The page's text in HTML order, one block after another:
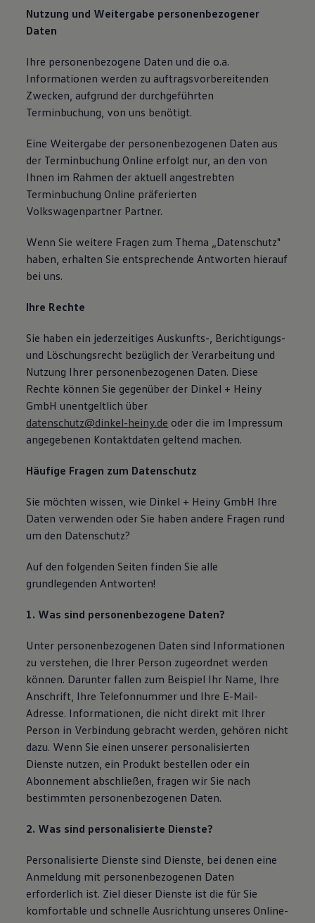
Nutzung und Weitergabe personenbezogener
Daten
Ihre personenbezogene Daten und die o.a.
Informationen werden zu auftragsvorbereitenden
Zwecken, aufgrund der durchgeführten
Terminbuchung, von uns benötigt.
Eine Weitergabe der personenbezogenen Daten aus
der Terminbuchung Online erfolgt nur, an den von
Ihnen im Rahmen der aktuell angestrebten
Terminbuchung Online präferierten
Volkswagenpartner Partner.
Wenn Sie weitere Fragen zum Thema „Datenschutz"
haben, erhalten Sie entsprechende Antworten hierauf
bei uns.
Ihre Rechte
Sie haben ein jederzeitiges Auskunfts-, Berichtigungs-
und Löschungsrecht bezüglich der Verarbeitung und
Nutzung Ihrer personenbezogenen Daten. Diese
Rechte können Sie gegenüber der Dinkel + Heiny
GmbH unentgeltlich über
datenschutz@dinkel-heiny.de oder die im Impressum
angegebenen Kontaktdaten geltend machen.
Häufige Fragen zum Datenschutz
Sie möchten wissen, wie Dinkel + Heiny GmbH Ihre
Daten verwenden oder Sie haben andere Fragen rund
um den Datenschutz?
Auf den folgenden Seiten finden Sie alle
grundlegenden Antworten!
1. Was sind personenbezogene Daten?
Unter personenbezogenen Daten sind Informationen
zu verstehen, die Ihrer Person zugeordnet werden
können. Darunter fallen zum Beispiel Ihr Name, Ihre
Anschrift, Ihre Telefonnummer und Ihre E-Mail-
Adresse. Informationen, die nicht direkt mit Ihrer
Person in Verbindung gebracht werden, gehören nicht
dazu. Wenn Sie einen unserer personalisierten
Dienste nutzen, ein Produkt bestellen oder ein
Abonnement abschließen, fragen wir Sie nach
bestimmten personenbezogenen Daten.
2. Was sind personalisierte Dienste?
Personalisierte Dienste sind Dienste, bei denen eine
Anmeldung mit personenbezogenen Daten
erforderlich ist. Ziel dieser Dienste ist die für Sie
komfortable und schnelle Ausrichtung unseres Online-